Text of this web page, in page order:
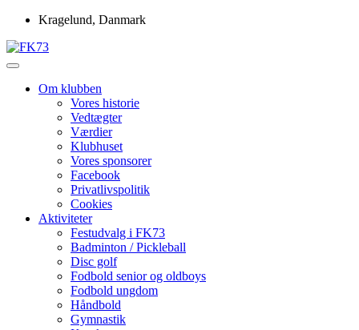
Skip
content
Kragelund, Danmark
FK73
Om klubben
Vores historie
Vedtægter
Værdier
Klubhuset
Vores sponsorer
Facebook
Privatlivspolitik
Cookies
Aktiviteter
Festudvalg i FK73
Badminton / Pickleball
Disc golf
Fodbold senior og oldboys
Fodbold ungdom
Håndbold
Gymnastik